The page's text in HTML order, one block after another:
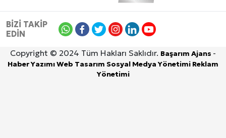
BİZİ TAKİP
EDİN
Copyright © 2024 Tüm Hakları Saklıdır. Başarım Ajans -
Haber YazımıWeb Tasarım Sosyal Medya Yönetimi Reklam
Yönetimi